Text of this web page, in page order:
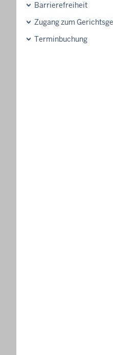
Barrierefreiheit
Zugang zum
Terminbuchung